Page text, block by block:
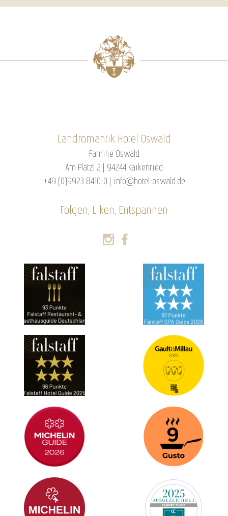
Landromantik Hotel Oswald
Familie Oswald
Am Platzl 2 | 94244 Kaikenried
+49 (0)9923 8410-0
info@hotel-oswald.de
Folgen, Liken, Entspannen